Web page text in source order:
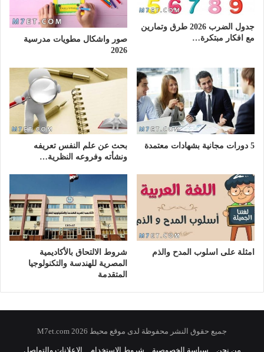
جدول الضرب 2026 طرق وتمارين
مع افكار مبتكرة…
صور واشكال مطويات مدرسية
2026
5 دورات مجانية بشهادات معتمدة
بحث عن علم النفس تعريفه
ونشأته وفروعه النظرية…
امثلة على اسلوب المدح والذم
شروط الالتحاق بالأكاديمية
المصرية للهندسة والتكنولوجيا
المتقدمة
جميع حقوق النشر محفوظة لدى موقع محيط 2026 M7et.com
من نحن سياسة الخصوصية شروط الاستخدام الإعلانات والتواصل